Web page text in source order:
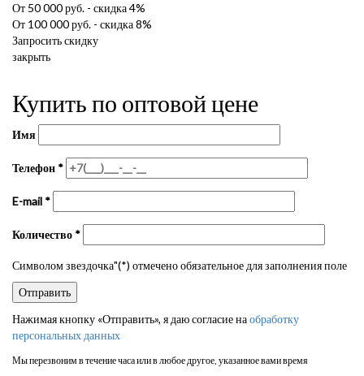
От 50 000 руб. - скидка 4%
От 100 000 руб. - скидка 8%
Запросить скидку
закрыть
Купить по оптовой цене
Имя
Телефон *
E-mail *
Количество *
Символом звездочка"(*) отмечено обязательное для заполнения поле
Нажимая кнопку «Отправить», я даю согласие наобработку
персональных данных
Мы перезвоним в течение часа или в любое другое, указанное вами время